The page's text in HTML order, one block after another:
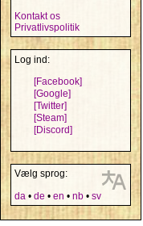
Kontakt os
Privatlivspolitik
Log ind:
[Facebook]
[Google]
[Twitter]
[Steam]
[Discord]
Vælg sprog:
da • de • en • nb • sv